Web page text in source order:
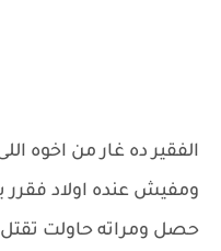
الفقير ده غار من اخوه
ومفيش عنده اولاد فقرر
حصل ومراته حاولت